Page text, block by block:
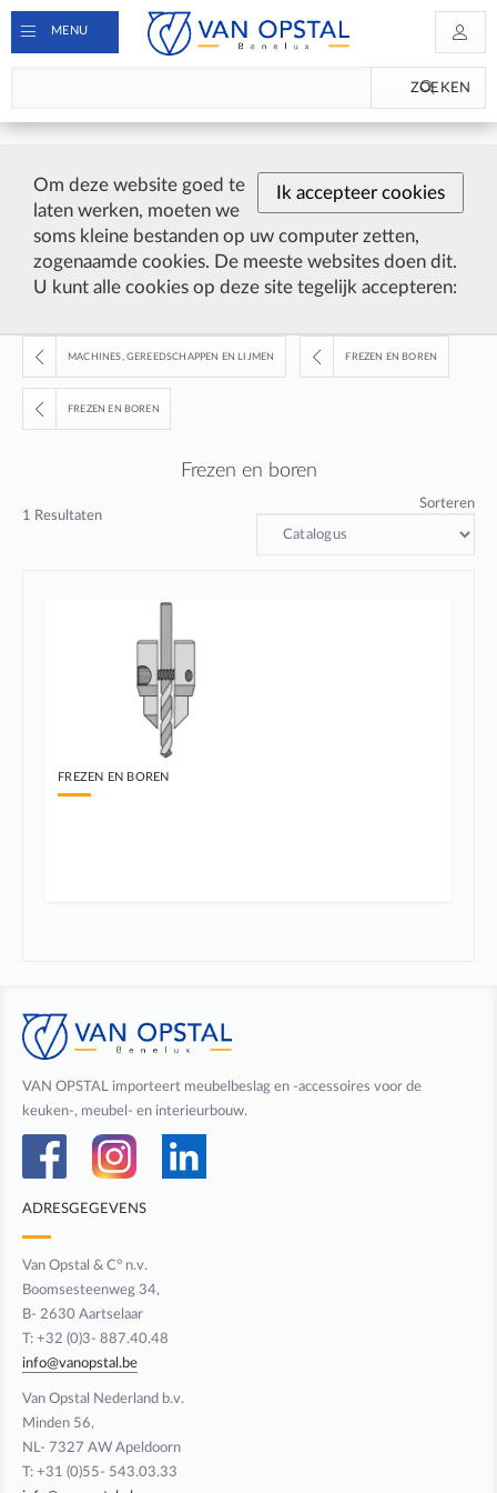
Ik accepteer cookies
Om deze website goed te
laten werken, moeten we
soms kleine bestanden op uw computer zetten,
zogenaamde cookies. De meeste websites doen dit.
U kunt alle cookies op deze site tegelijk accepteren:
MENU
ZOEKEN
MACHINES, GEREEDSCHAPPEN EN LIJMEN FREZEN EN BOREN
FREZEN EN BOREN
Frezen en boren
1 Resultaten
Sorteren
FREZEN EN BOREN
VAN OPSTAL importeert meubelbeslag en -accessoires voor de
keuken-, meubel- en interieurbouw.
ADRESGEGEVENS
Van Opstal & C° n.v.
Boomsesteenweg 34,
B- 2630 Aartselaar
T: +32 (0)3- 887.40.48
info@vanopstal.be
Van Opstal Nederland b.v.
Minden 56,
NL- 7327 AW Apeldoorn
T: +31 (0)55- 543.03.33